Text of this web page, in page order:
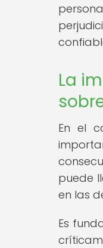
La
En el
puede
en las
Es